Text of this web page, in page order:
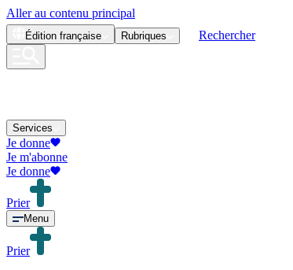
Aller au contenu principal
Édition française Rubriques Rechercher
Services
Je donne
Je m'abonne
Je donne
Prier
Menu
Prier